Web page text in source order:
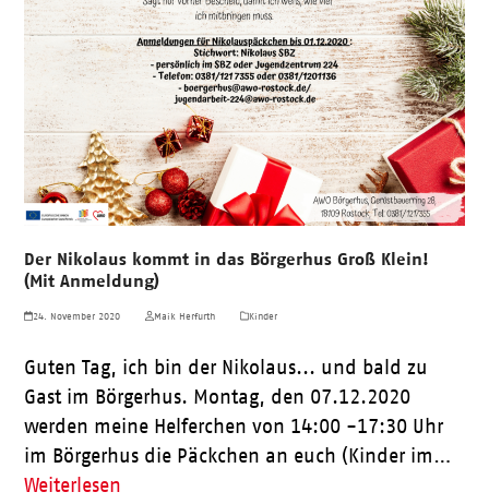
Der Nikolaus kommt in das Börgerhus Groß Klein!
(Mit Anmeldung)
24. November 2020 Maik Herfurth Kinder
Guten Tag, ich bin der Nikolaus... und bald zu
Gast im Börgerhus. Montag, den 07.12.2020
werden meine Helferchen von 14:00 -17:30 Uhr
im Börgerhus die Päckchen an euch (Kinder im…
Weiterlesen